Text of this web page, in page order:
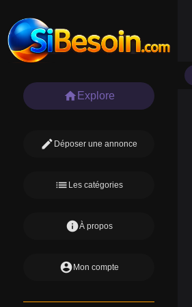
home Explore
edit Déposer une annonce
list Les catégories
infoÀ propos
account_circle Mon compte